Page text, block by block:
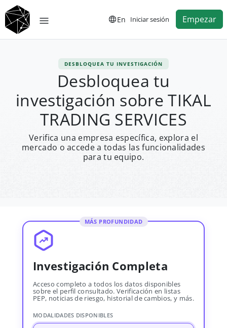
En Iniciar sesión Empezar
DESBLOQUEA TU INVESTIGACIÓN
Desbloquea tu
investigación sobre TIKAL
TRADING SERVICES
Verifica una empresa específica, explora el
mercado o accede a todas las funcionalidades
para tu equipo.
MÁS PROFUNDIDAD
Investigación Completa
Acceso completo a todos los datos disponibles
sobre el perfil consultado. Verificación en listas
PEP, noticias de riesgo, historial de cambios, y más.
MODALIDADES DISPONIBLES